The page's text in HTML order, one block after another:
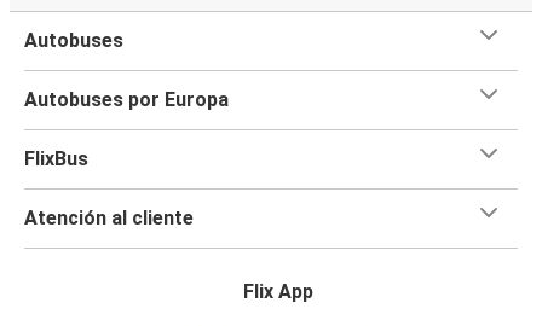
Autobuses
Autobuses por Europa
FlixBus
Atención al cliente
Flix App